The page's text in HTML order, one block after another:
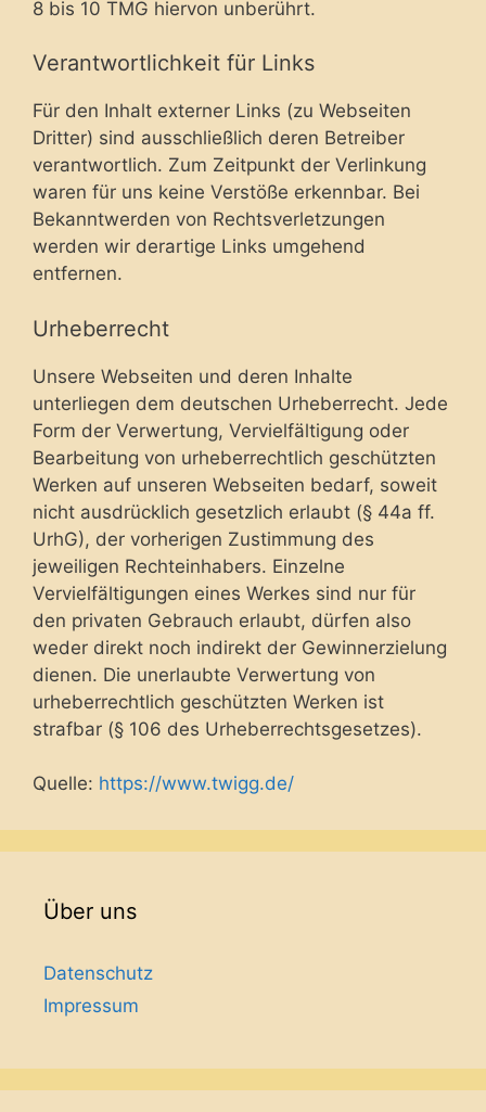
8 bis 10 TMG hiervon unberührt.
Verantwortlichkeit für Links
Für den Inhalt externer Links (zu Webseiten
Dritter) sind ausschließlich deren Betreiber
verantwortlich. Zum Zeitpunkt der Verlinkung
waren für uns keine Verstöße erkennbar. Bei
Bekanntwerden von Rechtsverletzungen
werden wir derartige Links umgehend
entfernen.
Urheberrecht
Unsere Webseiten und deren Inhalte
unterliegen dem deutschen Urheberrecht. Jede
Form der Verwertung, Vervielfältigung oder
Bearbeitung von urheberrechtlich geschützten
Werken auf unseren Webseiten bedarf, soweit
nicht ausdrücklich gesetzlich erlaubt (§ 44a ff.
UrhG), der vorherigen Zustimmung des
jeweiligen Rechteinhabers. Einzelne
Vervielfältigungen eines Werkes sind nur für
den privaten Gebrauch erlaubt, dürfen also
weder direkt noch indirekt der Gewinnerzielung
dienen. Die unerlaubte Verwertung von
urheberrechtlich geschützten Werken ist
strafbar (§ 106 des Urheberrechtsgesetzes).
Quelle: https://www.twigg.de/
Über uns
Datenschutz
Impressum